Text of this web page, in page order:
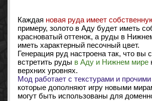
Каждая новая руда имеет
примеру, золото в Аду будет иметь
красноватый оттенок, а руды в
иметь характерный песочный цвет.
Генерация руд настроена так, что вы
встретить руды в Аду и Нижнем мире
верхних уровнях.
Мод работает с текстурами и
которые дополняют игру новыми
могут быть использованы для